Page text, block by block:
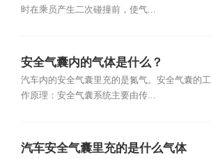
时在乘员产生二次碰撞前，使气...
安全气囊内的气体是什么？
汽车内的安全气囊里充的是氮气。安全气囊的工
作原理：安全气囊系统主要由传...
汽车安全气囊里充的是什么气体